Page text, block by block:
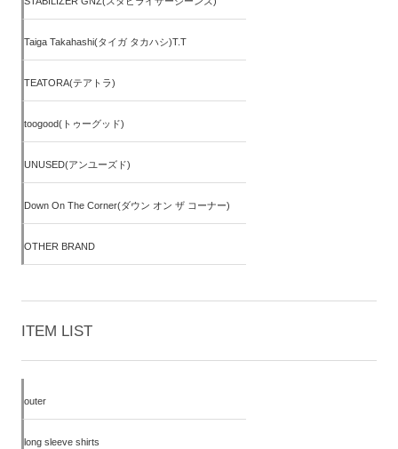
Taiga Takahashi(タイガ タカハシ)T.T
TEATORA(テアトラ)
toogood(トゥーグッド)
UNUSED(アンユーズド)
Down On The Corner(ダウン オン ザ コーナー)
OTHER BRAND
ITEM LIST
outer
long sleeve shirts